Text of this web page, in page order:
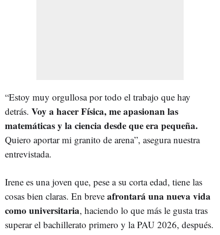
“Estoy muy orgullosa por todo el trabajo que hay
detrás. Voy a hacer Física, me apasionan las
matemáticas y la ciencia desde que era pequeña.
Quiero aportar mi granito de arena”, asegura nuestra
entrevistada.
Irene es una joven que, pese a su corta edad, tiene las
cosas bien claras. En breve afrontará una nueva vida
como universitaria, haciendo lo que más le gusta tras
superar el bachillerato primero y la PAU 2026, después.